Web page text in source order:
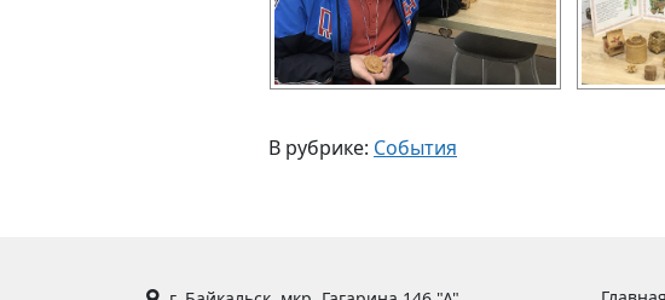
В рубрике: События